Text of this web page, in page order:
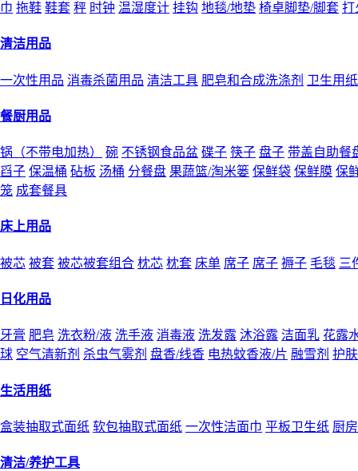
巾 拖鞋 鞋套 秤 时钟 温湿度计 挂钩 地毯/地垫 椅卓脚垫/脚套 打
清洁用品
一次性用品 消毒杀菌用品 清洁工具 肥皂和合成洗涤剂 卫生用
餐厨用品
锅（不带电加热） 碗 不锈钢食品盆 碟子 筷子 盘子 带盖自助餐
舀子 保温桶 砧板 汤桶 分餐盘 果蔬篮/淘米篓 保鲜袋 保鲜膜 保
笼 成套餐具
床上用品
被芯 被套 被芯被套组合 枕芯 枕套 床单 席子 席子 褥子 毛毯 三
日化用品
牙膏 肥皂 洗衣粉/液 洗手液 消毒液 洗发露 沐浴露 洁面乳 花露
球 空气清新剂 杀虫气雾剂 盘香/线香 电热蚊香液/片 融雪剂 护
生活用纸
盒装抽取式面纸 软包抽取式面纸 一次性洁面巾 平板卫生纸 厨
清洁/养护工具